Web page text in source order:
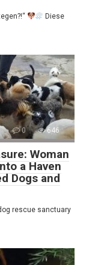
Diese
0 646
Woman
a Haven
Dogs and
rescue sanctuary